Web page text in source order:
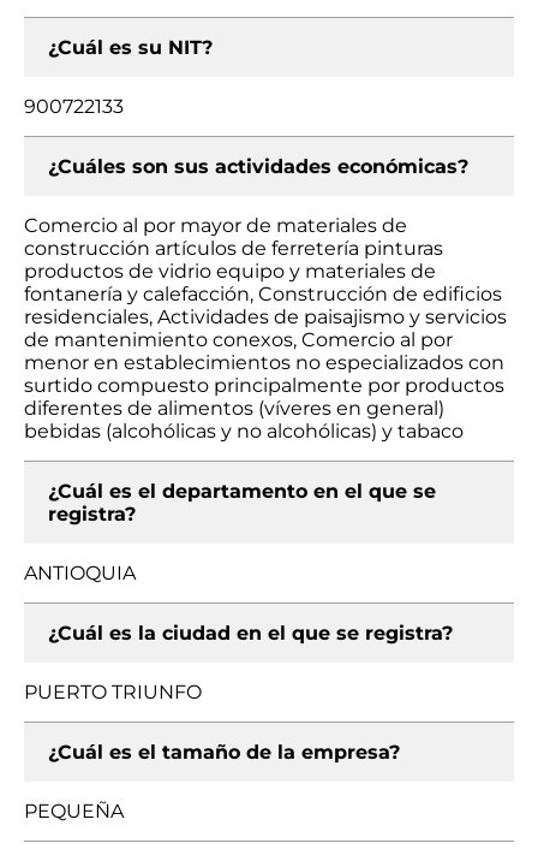
¿Cuál es su NIT?
900722133
¿Cuáles son sus actividades económicas?
Comercio al por mayor de materiales de
construcción artículos de ferretería pinturas
productos de vidrio equipo y materiales de
fontanería y calefacción, Construcción de edificios
residenciales, Actividades de paisajismo y servicios
de mantenimiento conexos, Comercio al por
menor en establecimientos no especializados con
surtido compuesto principalmente por productos
diferentes de alimentos (víveres en general)
bebidas (alcohólicas y no alcohólicas) y tabaco
¿Cuál es el departamento en el que se
registra?
ANTIOQUIA
¿Cuál es la ciudad en el que se registra?
PUERTO TRIUNFO
¿Cuál es el tamaño de la empresa?
PEQUEÑA